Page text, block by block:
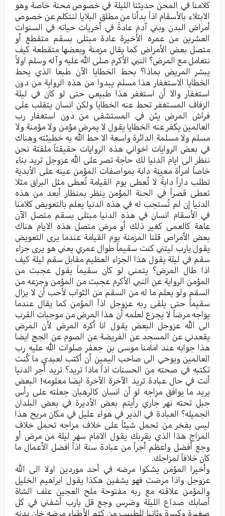
کلامنا في المحن حدیثنا اللیلة في خصوص محنة خاصة وهو
الابتلاء بالأسقام اذاً بدأنا من مطلق البلایا لنتکلم عن خصوص
أمراض البدن وبني آدم عادةً في أخریات حیاته في السنوات
العشرین من عمره الأخیرة عادة مبتلی بسقم متقطع أو
متصل بعض الأمراض کما یقال مزمنة وبعضها متقطعة کیف
نتعامل مع المرض؟ النبي الأكرم صلی الله علیه وآله وسلم اولاً
یبشر المریض بماذا؟ بحط الخطایا الآن طبعا الذي یحط
الخطایا الاستغفار هذا مسلم یبدوا من هذه الروایة من دون
استغفار والا أن استغفر هذا طبیعي حتی لو کان في لیلة
الزفاف المستغفر تحط عنه الخطایا ولکن انسان یتقلب علی
فراش المرض یئن في المستشفی من دون استغفار رب
العالمین یکفر عنه الخطایا یقول لا یمرض مؤمن ولا مؤمنة ولا
مسلم ولا مسلمة الدائرة واسعة الا حط الله به خطیئته وهناك
في بعض الروایات اخواني هذه الروایات حقیقتاً ملفتة نحن
ننظر الی ایام الدنیا لك حاجة تصر علی الله عزوجل ترید بناء
خاصاً امرأة معینة دابة بمواصفات المؤمن عینه علی الأبدیة
تطلب داراً دابةً لا تُعطی یوم القیامة تُعطی مثل البراق مثلا
تعطی قصراً في الجنة المؤمن ینظر بمنظار أبعد من هذه
الدنیا إن لم تُستجب له في هذه الدنیا یعلم بالتعویض کلامنا
في الأسقام انسان في هذه الدنیا مبتلی بسقم متصل الآن
عاهة کالعمی کغیر ذلك أو مرض متصل هذه الایام هناك
بعض الأمراص قلنا المزمنة یوم القیامة عندما یری التعویض
یقول یارب لیتني کنت سقیماً طوال عمري يعني هو یری جزاء
سقم في لیلة یقول هذا الجزاء العظیم مقابل سقم لیلة کیف
اذا طال المرض؟ یتمنی لو کان سقیماً یقول عجبت من
المؤمن الروایة عن النبي الأکرم عجبت من المؤمن وجزعه من
السقم ولو یعلم ما له من السقم من الثواب لأحب أن لا یزال
سقیماً حتی یلقی ربه عزوجل اذاً المؤمن کما یقال عندما
یواجه مرضاً لا یجزع لعلمه أن هذا المرض من موجبات القرب
الی الله عزوجل البعض یقول انا أکره المرض لأن المرض
یقعدني عن المسجد عن الفریضة عن الصوم عن الجج ایضا
هذا جوابه عند امامنا موسی بن جعفر صلوات الله علیه رب
العالمین ویوحي الی صاحب الیمین أن أکتب لعبدي ما کُنت
تکتبه في صحته من الحسنات اذاً ماذا ترید؟ ترید أجر الدنیا
أنت في حال عبادة ترید الآخرة الآخرة ایضا معلومه! البعض
یرید ما یوافق مزاجه لو أن انسان کالرهبان جعلته علی رأس
جبل تحته نهر جاري رأيتم بعض الأدیرة في بعض البلدان
الجمیله؟ العبادة في الدیر في هواء علیل في مکان مریح هذا
لیس بفخر من تحمل شیئاً علی خلاف مزاجه تحمل خلاف
المزاج هذا الذي یقربك یقول الامام سهر لیلة من مرض أو
وجع أفضل واعظم أجراً من عبادة سنة اذاً افضل الأعمال ما
کان خلافاً لمزاجك.
وأخيرا المؤمن یشکوا مرضه في أحد موردین اولا الی الله
عزوجل واذا مرضت فهو یشفین هکذا یقول ابراهیم الخلیل
والمؤمن علاقته مع ربه مفتوحة ملح العجین علف الشاة
أصابك صداع اللیلة وضرس وجع قل یارب أشفني في کل
صغیرة وکبیرة وثانیا للطبیب من کتم الأطباء مرضه خان بدنه